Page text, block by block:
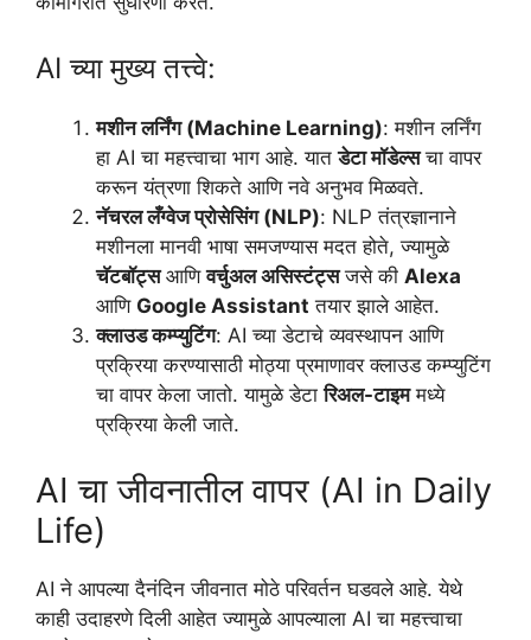
AI च्या मुख्य तत्त्वे:
मशीन लर्निंग (Machine Learning): मशीन लर्निंग
हा AI चा महत्त्वाचा भाग आहे. यातडेटा मॉडेल्सचा वापर
करून यंत्रणा शिकते आणि नवे अनुभव मिळवते.
नॅचरल लँग्वेज प्रोसेसिंग (NLP): NLP तंत्रज्ञानाने
मशीनला मानवी भाषा समजण्यास मदत होते, ज्यामुळे
चॅटबॉट्सआणिवर्चुअल असिस्टंट्सजसे की Alexa
आणि Google Assistant तयार झाले आहेत.
क्लाउड कम्प्युटिंग: AI च्या डेटाचे व्यवस्थापन आणि
प्रक्रिया करण्यासाठी मोठ्या प्रमाणावर क्लाउड कम्प्युटिंग
चा वापर केला जातो. यामुळे डेटारिअल-टाइममध्ये
प्रक्रिया केली जाते.
AI चा जीवनातील वापर (AI in Daily
Life)
AI ने आपल्या दैनंदिन जीवनात मोठे परिवर्तन घडवले आहे. येथे
काही उदाहरणे दिली आहेत ज्यामुळे आपल्याला AI चा महत्त्वाचा